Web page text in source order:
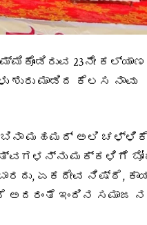
23ನೇ
ಮಾಡಿದ ಕೆಲಸ ನಾವು
ಮಹಮದ್‌ ಅಲಿ
ಮಕ್ಕಳಿಗೆ
ಏಕದೇವ ನಿಷ್ಠೆ,
ಇಂದಿನ ಸಮಾಜ